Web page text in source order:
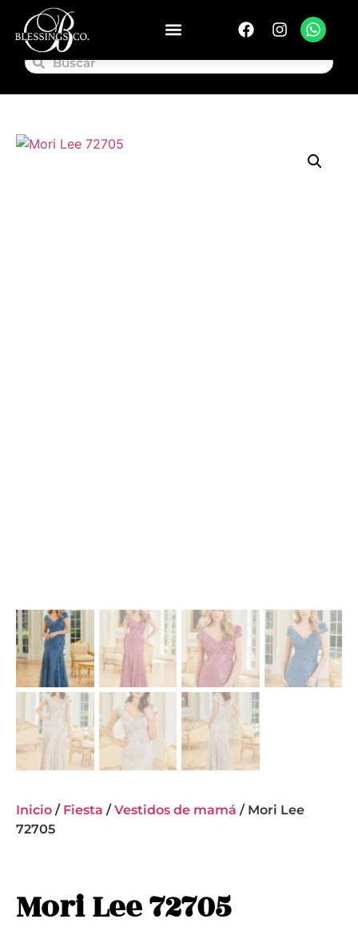
Inicio / Fiesta /Vestidos de mamá / Mori Lee
72705
Mori Lee 72705